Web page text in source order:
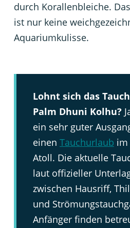
durch Korallenbleiche.
ist nur keine
Aquariumkulisse.
Lohnt sich das
Palm Dhuni Kolhu?
ein sehr guter
einen Tauchurlaub im
Atoll. Die aktuelle
laut offizieller
zwischen Hausriff,
und
Anfänger finden